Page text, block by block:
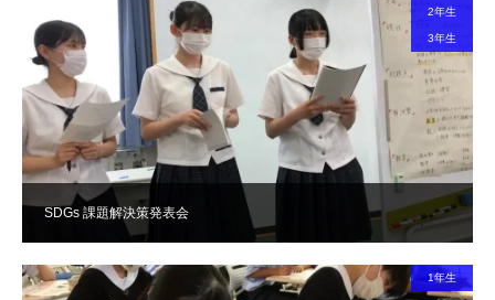
SDGs 課題解決策発表会
2年生
3年生
1年生